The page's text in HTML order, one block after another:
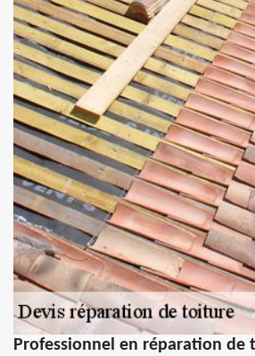
Professionnel en réparation de